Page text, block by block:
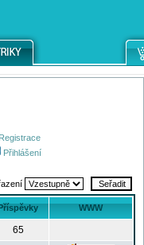
Registrace
Přihlášení
WWW
65